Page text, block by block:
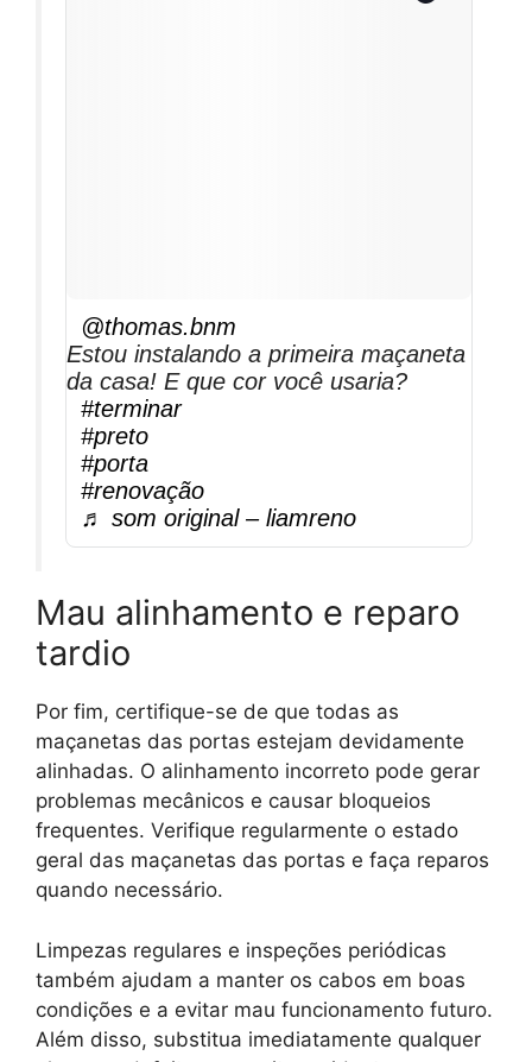
@thomas.bnm
Estou instalando a primeira maçaneta
da casa! E que cor você usaria?
#terminar
#preto
#porta
#renovação
♬ som original – liamreno
Mau alinhamento e reparo
tardio
Por fim, certifique-se de que todas as
maçanetas das portas estejam devidamente
alinhadas. O alinhamento incorreto pode gerar
problemas mecânicos e causar bloqueios
frequentes. Verifique regularmente o estado
geral das maçanetas das portas e faça reparos
quando necessário.
Limpezas regulares e inspeções periódicas
também ajudam a manter os cabos em boas
condições e a evitar mau funcionamento futuro.
Além disso, substitua imediatamente qualquer